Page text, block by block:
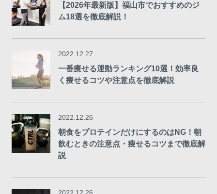
【2026年最新版】福山市でおすすめのジ
ム18選を徹底解説！
2022.12.27
一番痩せる運動ランキング10選！効率良
く痩せるコツや注意点を徹底解説
2022.12.26
朝食をプロテインだけにするのはNG！朝
飲むときの注意点・痩せるコツまで徹底解
説